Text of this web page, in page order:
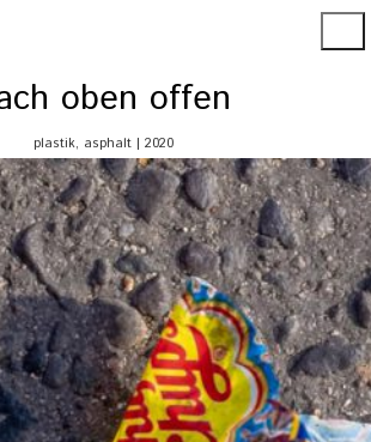
oben offen
plastik, asphalt | 2020